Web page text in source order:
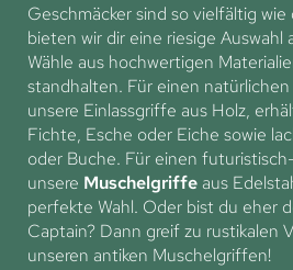
Geschmäcker sind so vielfältig
bieten wir dir eine riesige Auswahl
Wähle aus hochwertigen
standhalten. Für einen
unsere Einlassgriffe aus Holz,
Fichte, Esche oder Eiche sowie
oder Buche. Für einen
unsere Muschelgriffe aus
perfekte Wahl. Oder bist du eher
Captain? Dann greif zu rustikalen
unseren antiken Muschelgriffen!